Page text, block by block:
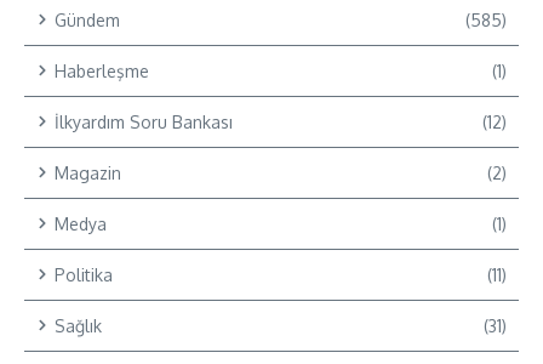
Gündem (585)
Haberleşme (1)
İlkyardım Soru Bankası (12)
Magazin (2)
Medya (1)
Politika (11)
Sağlık (31)